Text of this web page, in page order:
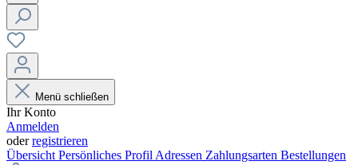
Menü schließen
Ihr Konto
Anmelden
oderregistrieren
Übersicht Persönliches Profil Adressen Zahlungsarten Bestellungen